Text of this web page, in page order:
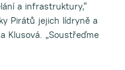
▼
a infrastruktury,”
Pirátů jejich lídryně a
Klusová. „Soustřeďme